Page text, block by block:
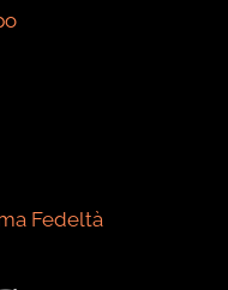
Fedeltà